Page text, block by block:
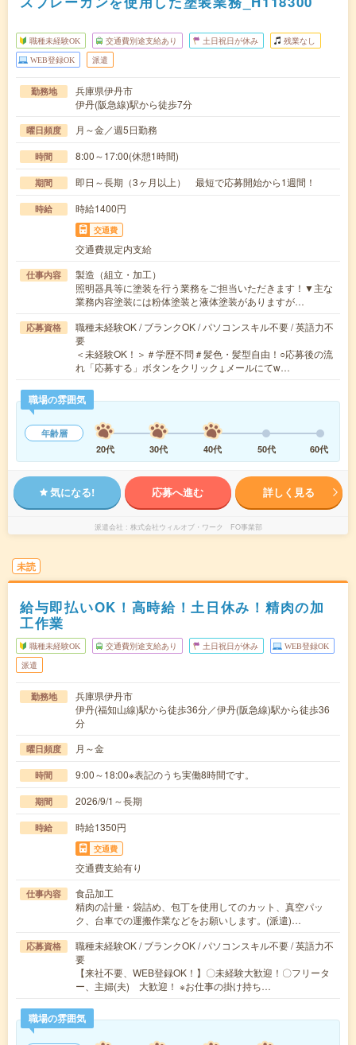
職種未経験OK 交通費別途支給あり 土日祝日が休み 残業なし
WEB登録OK 派遣
勤務地
兵庫県伊丹市
伊丹(阪急線)駅から徒歩7分
曜日頻度 月～金／週5日勤務
時間 8:00～17:00(休憩1時間)
期間 即日～長期（3ヶ月以上） 最短で応募開始から1週間！
時給 時給1400円
交通費
交通費規定内支給
仕事内容
製造（組立・加工）
照明器具等に塗装を行う業務をご担当いただきます！▼主な
業務内容塗装には粉体塗装と液体塗装がありますが…
応募資格
職種未経験OK / ブランクOK / パソコンスキル不要 / 英語力不
要
＜未経験OK！＞＃学歴不問＃髪色・髪型自由！○応募後の流
れ「応募する」ボタンをクリック↓メールにてw…
職場の雰囲気
年齢層
20代
30代 40代 50代 60代
気になる! 応募へ進む 詳しく見る
派遣会社 株式会社ウィルオブ・ワーク FO事業部
未読
給与即払いOK！高時給！土日休み！精肉の加
工作業
職種未経験OK 交通費別途支給あり 土日祝日が休み WEB登録OK
派遣
勤務地
兵庫県伊丹市
伊丹(福知山線)駅から徒歩36分／伊丹(阪急線)駅から徒歩36
分
曜日頻度 月～金
時間 9:00～18:00※表記のうち実働8時間です。
期間 2026/9/1～長期
時給 時給1350円
交通費
交通費支給有り
仕事内容
食品加工
精肉の計量・袋詰め、包丁を使用してのカット、真空パッ
ク、台車での運搬作業などをお願いします。(派遣)…
応募資格
職種未経験OK / ブランクOK / パソコンスキル不要 / 英語力不
要
【来社不要、WEB登録OK！】〇未経験大歓迎！〇フリータ
ー、主婦(夫) 大歓迎！ ※お仕事の掛け持ち…
職場の雰囲気